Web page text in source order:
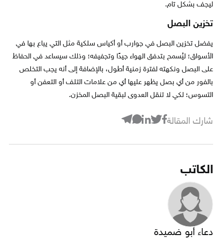
ليجف بشكل تام.
تخزين البصل
يفضل تخزين البصل في جوارب أو أكياس سلكية مثل التي يباع بها في
الأسواق؛ ليُسمح بتدفق الهواء جيدًا وتجفيفه؛ وذلك سيساعد في الحفاظ
على البصل ونكهته لفترة زمنية أطول، بالإضافة إلى أنه يجب التخلص
بالفور من أي بصل يظهر عليها أي من علامات التلف أو التعفن أو
التسوس؛ لكي لا تنقل العدوى لبقية البصل المخزن.
شارك المقالة
الكاتب
دعاء أبو ضميدة